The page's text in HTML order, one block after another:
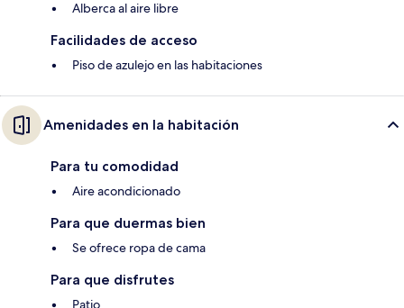
Alberca al aire libre
Facilidades de acceso
Piso de azulejo en las habitaciones
Amenidades en la habitación
Para tu comodidad
Aire acondicionado
Para que duermas bien
Se ofrece ropa de cama
Para que disfrutes
Patio